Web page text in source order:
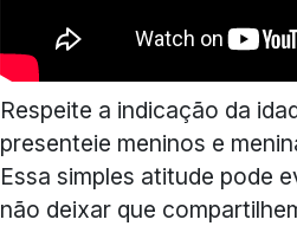
Respeite a indicação da
presenteie meninos e
Essa simples atitude pode
não deixar que